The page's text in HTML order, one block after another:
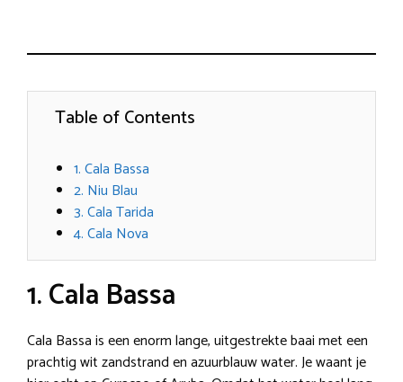
Table of Contents
1. Cala Bassa
2. Niu Blau
3. Cala Tarida
4. Cala Nova
1. Cala Bassa
Cala Bassa is een enorm lange, uitgestrekte baai met een
prachtig wit zandstrand en azuurblauw water. Je waant je